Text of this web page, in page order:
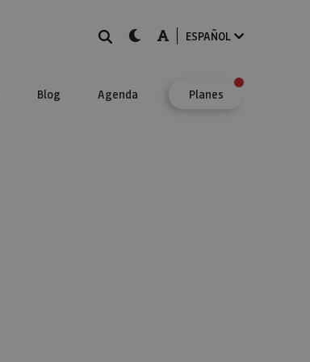
BUSCARdark-mode
A-modeESPAÑOL
Blog Agenda Planes